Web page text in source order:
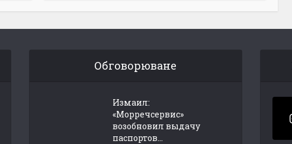
Обговорюване
Измаил:
«Морречсервис»
возобновил выдачу
паспортов...